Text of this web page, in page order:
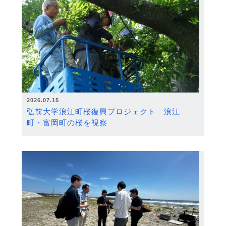
2026.07.15
弘前大学浪江町桜復興プロジェクト 浪江
町・富岡町の桜を視察